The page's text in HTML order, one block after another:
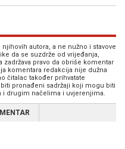
autora, a ne nužno i stavove
da se suzdrže od vrijeđanja,
zadržava pravo da obriše komentar
komentara redakcija nije dužna
čitalac također prihvatate
pronađeni sadržaji koji mogu biti
i drugim načelima i uvjerenjima.